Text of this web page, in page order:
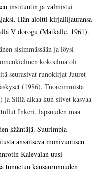
instituutin ja valmistui
Hän aloitti kirjailijauransa
V dorogu (Matkalle, 1961).
sisimmässään ja löysi
kokoelma oli
seurasivat runokirjat Juuret
(1986). Tuoreimmista
ja Sillä aikaa kun siivet kasvaa
Inkeri, lapsuuden maa.
kääntäjä. Suurimpia
ansaitseva monivuotisen
Kalevalan uusi
tunnetun kansanrunouden